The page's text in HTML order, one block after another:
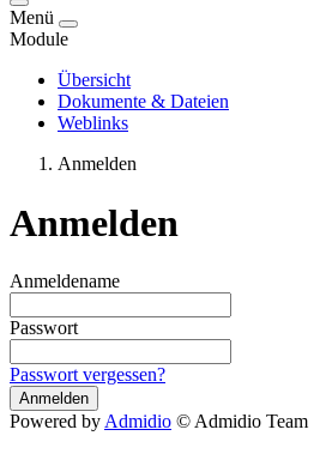
Menü
Module
Übersicht
Dokumente & Dateien
Weblinks
Anmelden
Anmelden
Anmeldename
Passwort
Passwort vergessen?
Anmelden
Powered by Admidio © Admidio Team